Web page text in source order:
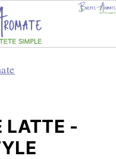
LATTE -